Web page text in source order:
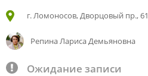
г. Ломоносов, Дворцовый пр., 61
Репина Лариса Демьяновна
Ожидание записи